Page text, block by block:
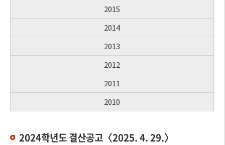
2015
2014
2013
2012
2011
2010
2024학년도 결산공고〈2025. 4. 29.〉